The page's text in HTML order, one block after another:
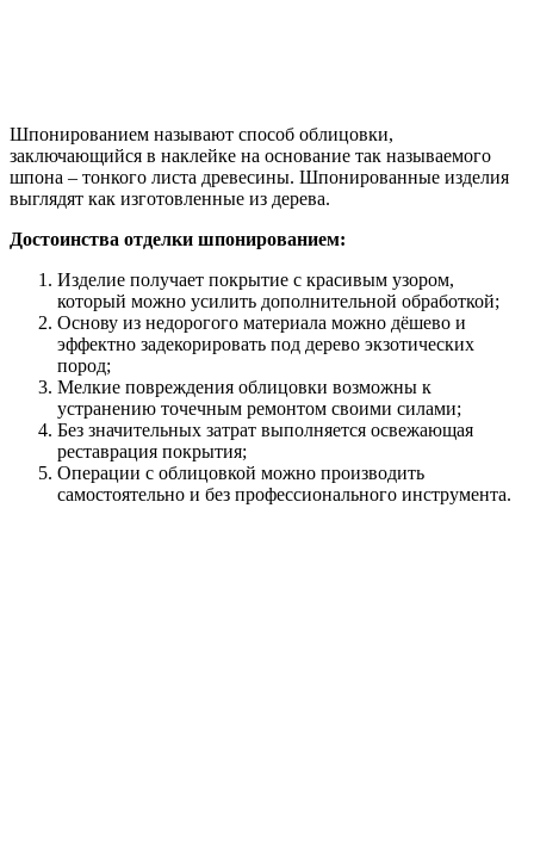
Шпонированием называют способ облицовки,
заключающийся в наклейке на основание так называемого
шпона – тонкого листа древесины. Шпонированные изделия
выглядят как изготовленные из дерева.
Достоинства отделки шпонированием:
Изделие получает покрытие с красивым узором,
который можно усилить дополнительной обработкой;
Основу из недорогого материала можно дёшево и
эффектно задекорировать под дерево экзотических
пород;
Мелкие повреждения облицовки возможны к
устранению точечным ремонтом своими силами;
Без значительных затрат выполняется освежающая
реставрация покрытия;
Операции с облицовкой можно производить
самостоятельно и без профессионального инструмента.